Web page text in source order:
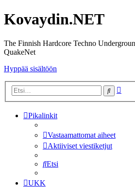
Kovaydin.NET
The Finnish Hardcore Techno
QuakeNet
Hyppää sisältöön
Etsi
Pikalinkit
Vastaamattomat aiheet
Aktiiviset viestiketjut
Etsi
UKK